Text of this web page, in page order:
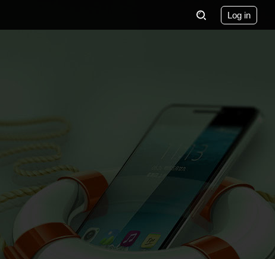
Log in